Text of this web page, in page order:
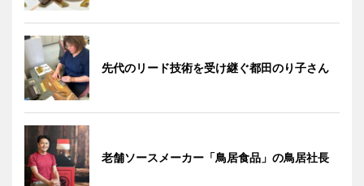
先代のリード技術を受け継ぐ都田のり子さん
老舗ソースメーカー「鳥居食品」の鳥居社長